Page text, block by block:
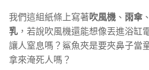
我們這組紙條上寫著吹風機 、 雨傘 、
乳 ，若說吹風機還能想像丟進浴缸
讓人窒息嗎？鯊魚夾是要夾鼻子當
拿來淹死人嗎？